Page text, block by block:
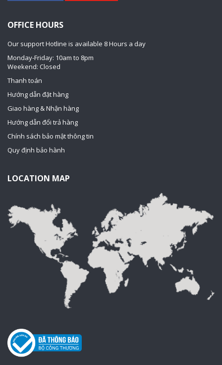
OFFICE HOURS
Our support Hotline is available 8 Hours a day
Monday-Friday: 10am to 8pm
Weekend: Closed
Thanh toán
Hướng dẫn đặt hàng
Giao hàng & Nhận hàng
Hướng dẫn đổi trả hàng
Chính sách bảo mật thông tin
Quy định bảo hành
LOCATION MAP